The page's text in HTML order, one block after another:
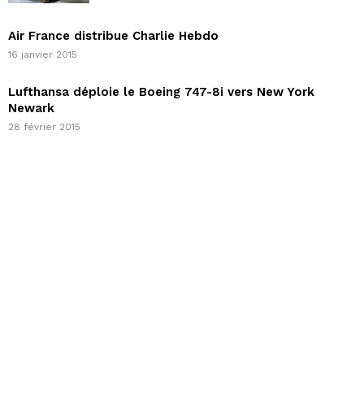
Air France distribue Charlie Hebdo
16 janvier 2015
Lufthansa déploie le Boeing 747-8i vers New York
Newark
28 février 2015